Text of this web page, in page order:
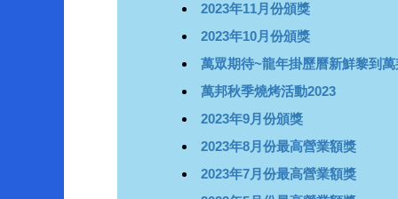
2023年11月份頒獎
2023年10月份頒獎
萬眾期待~龍年掛歷曆新鮮黎到
萬邦秋季燒烤活動2023
2023年9月份頒獎
2023年8月份最高營業額獎
2023年7月份最高營業額獎